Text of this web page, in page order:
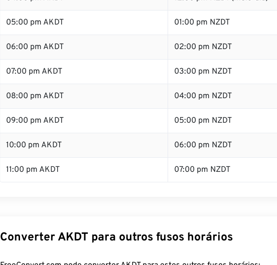
05:00 pm AKDT 01:00 pm NZDT
06:00 pm AKDT 02:00 pm NZDT
07:00 pm AKDT 03:00 pm NZDT
08:00 pm AKDT 04:00 pm NZDT
09:00 pm AKDT 05:00 pm NZDT
10:00 pm AKDT 06:00 pm NZDT
11:00 pm AKDT 07:00 pm NZDT
Converter AKDT para outros fusos horários